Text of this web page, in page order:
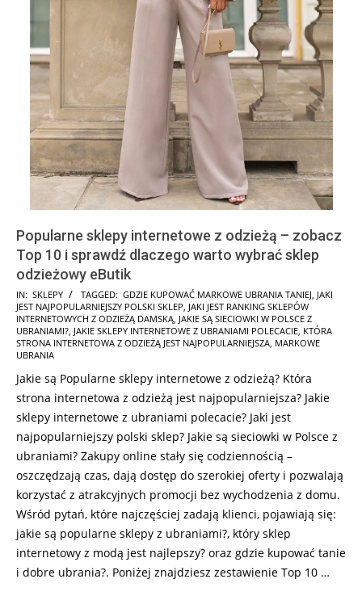
Popularne sklepy internetowe z odzieżą – zobacz
Top 10 i sprawdź dlaczego warto wybrać sklep
odzieżowy eButik
2026-
02-
01
IN: SKLEPY TAGGED: GDZIE KUPOWAĆ MARKOWE UBRANIA TANIEJ, JAKI
JEST NAJPOPULARNIEJSZY POLSKI SKLEP, JAKI JEST RANKING SKLEPÓW
INTERNETOWYCH Z ODZIEŻĄ DAMSKĄ, JAKIE SĄ SIECIOWKI W POLSCE Z
UBRANIAMI?, JAKIE SKLEPY INTERNETOWE Z UBRANIAMI POLECACIE, KTÓRA
STRONA INTERNETOWA Z ODZIEŻĄ JEST NAJPOPULARNIEJSZA, MARKOWE
UBRANIA
Jakie są Popularne sklepy internetowe z odzieżą? Która
strona internetowa z odzieżą jest najpopularniejsza? Jakie
sklepy internetowe z ubraniami polecacie? Jaki jest
najpopularniejszy polski sklep? Jakie są sieciowki w Polsce z
ubraniami? Zakupy online stały się codziennością –
oszczędzają czas, dają dostęp do szerokiej oferty i pozwalają
korzystać z atrakcyjnych promocji bez wychodzenia z domu.
Wśród pytań, które najczęściej zadają klienci, pojawiają się:
jakie są popularne sklepy z ubraniami?, który sklep
internetowy z modą jest najlepszy? oraz gdzie kupować tanie
i dobre ubrania?. Poniżej znajdziesz zestawienie Top 10 …